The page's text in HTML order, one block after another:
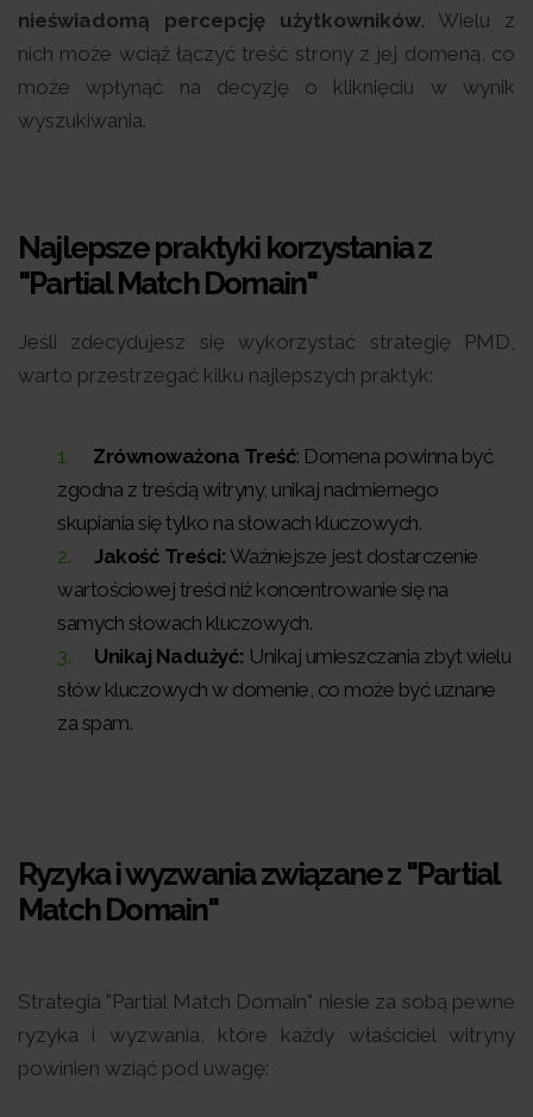
nieświadomą percepcję użytkowników. Wielu z
nich może wciąż łączyć treść strony z jej domeną, co
może wpłynąć na decyzję o kliknięciu w wynik
wyszukiwania.
Najlepsze praktyki korzystania z
"Partial Match Domain"
Jeśli zdecydujesz się wykorzystać strategię PMD,
warto przestrzegać kilku najlepszych praktyk:
Zrównoważona Treść: Domena powinna być
zgodna z treścią witryny, unikaj nadmiernego
skupiania się tylko na słowach kluczowych.
Jakość Treści: Ważniejsze jest dostarczenie
wartościowej treści niż koncentrowanie się na
samych słowach kluczowych.
Unikaj Nadużyć: Unikaj umieszczania zbyt wielu
słów kluczowych w domenie, co może być uznane
za spam.
Ryzyka i wyzwania związane z "Partial
Match Domain"
Strategia "Partial Match Domain" niesie za sobą pewne
ryzyka i wyzwania, które każdy właściciel witryny
powinien wziąć pod uwagę: